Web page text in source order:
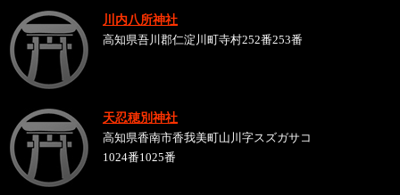
川内八所神社
高知県吾川郡仁淀川町寺村252番253番
天忍穂別神社
高知県香南市香我美町山川字スズガサコ
1024番1025番